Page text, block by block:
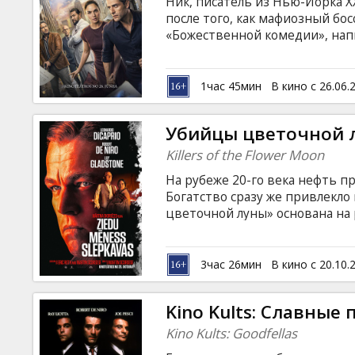
после того, как мафиозный
«Божественной комедии»,
величайшего произведения.
через время их
на английском языке с
1час 45мин В кино с
Убийцы цветочной
Killers of the Flower Moon
На рубеже 20-го века нефть
Богатство сразу же
цветочной луны» основана
Молли (Лили Гладстон). Это
которой настоящая любовь
жестокостью. Режиссер
премии «Оскар» Мартин
субтитрами на латышском и
3час 26мин В кино с
Kino Kults: Славные
Kino Kults: Goodfellas